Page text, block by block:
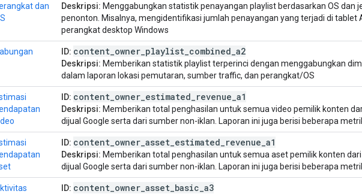
dan
Deskripsi: Menggabungkan statistik penayangan playlist berdasarkan OS dan
penonton. Misalnya, mengidentifikasi jumlah penayangan yang terjadi di tablet
perangkat desktop Windows
ID: content owner playlist combined a2
Deskripsi: Memberikan statistik playlist terperinci dengan menggabungkan
dalam laporan lokasi pemutaran, sumber traffic, dan perangkat/OS
ID: content owner estimated revenue a1
Deskripsi: Memberikan total penghasilan untuk semua video pemilik konten
dijual Google serta dari sumber non-iklan. Laporan ini juga berisi beberapa
ID: content owner asset estimated revenue a1
Deskripsi: Memberikan total penghasilan untuk semua aset pemilik konten
dijual Google serta dari sumber non-iklan. Laporan ini juga berisi beberapa
ID: content owner asset basic a3